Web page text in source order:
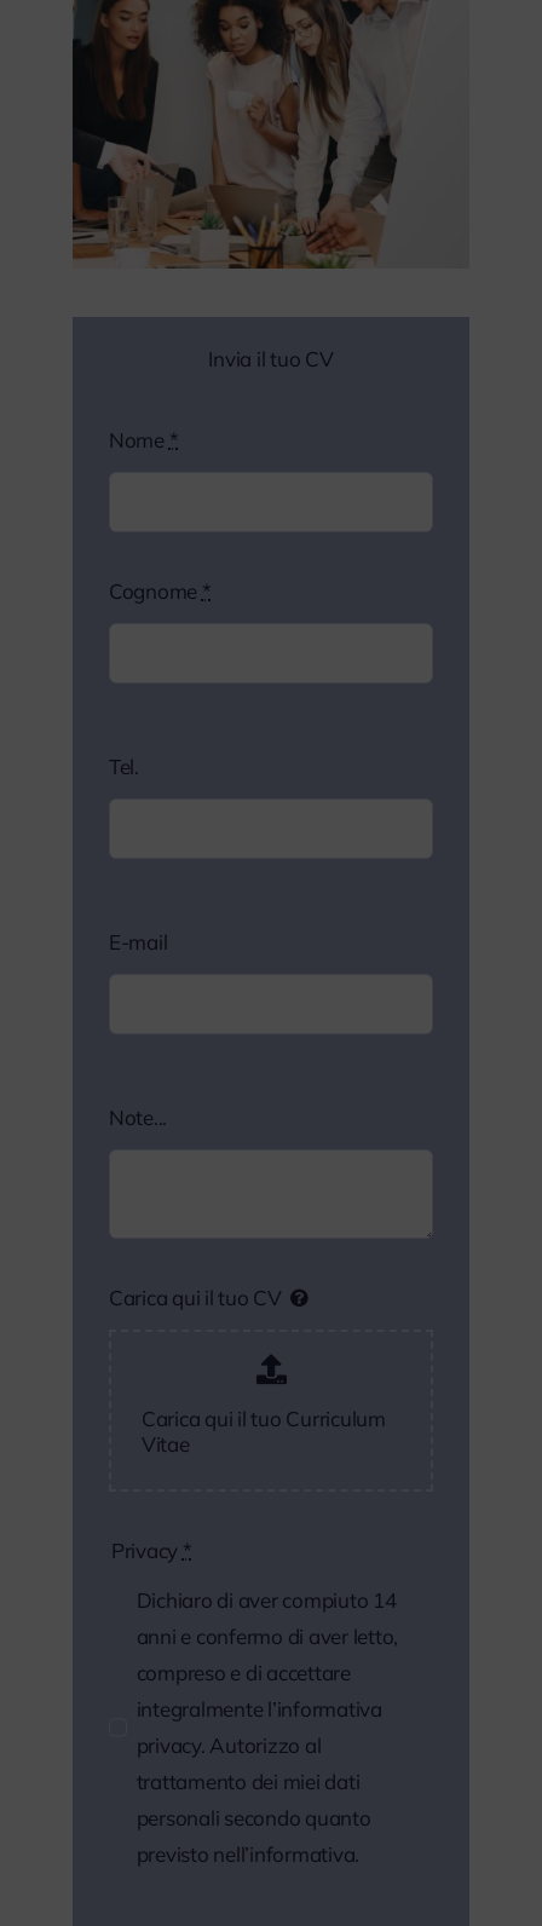
Invia il tuo CV
Nome *
Cognome *
Tel.
E-mail
Note...
Carica qui il tuo CV
Carica qui il tuo Curriculum
Vitae
Privacy *
Dichiaro di aver compiuto 14
anni e confermo di aver letto,
compreso e di accettare
integralmente l’informativa
privacy. Autorizzo al
trattamento dei miei dati
personali secondo quanto
previsto nell’informativa.